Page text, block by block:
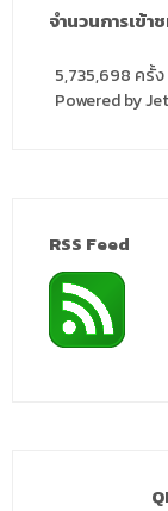
จำนวนการเข้
5,735,698 ครั้
Powered by
RSS Feed